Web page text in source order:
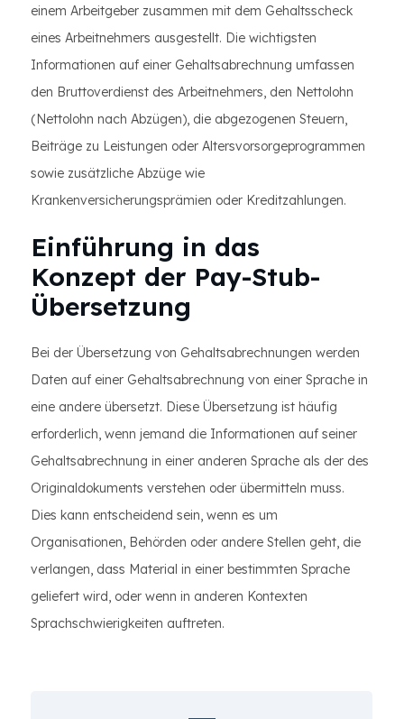
einem Arbeitgeber zusammen mit dem Gehaltsscheck
eines Arbeitnehmers ausgestellt. Die wichtigsten
Informationen auf einer Gehaltsabrechnung umfassen
den Bruttoverdienst des Arbeitnehmers, den Nettolohn
(Nettolohn nach Abzügen), die abgezogenen Steuern,
Beiträge zu Leistungen oder Altersvorsorgeprogrammen
sowie zusätzliche Abzüge wie
Krankenversicherungsprämien oder Kreditzahlungen.
Einführung in das
Konzept der Pay-Stub-
Übersetzung
Bei der Übersetzung von Gehaltsabrechnungen werden
Daten auf einer Gehaltsabrechnung von einer Sprache in
eine andere übersetzt. Diese Übersetzung ist häufig
erforderlich, wenn jemand die Informationen auf seiner
Gehaltsabrechnung in einer anderen Sprache als der des
Originaldokuments verstehen oder übermitteln muss.
Dies kann entscheidend sein, wenn es um
Organisationen, Behörden oder andere Stellen geht, die
verlangen, dass Material in einer bestimmten Sprache
geliefert wird, oder wenn in anderen Kontexten
Sprachschwierigkeiten auftreten.